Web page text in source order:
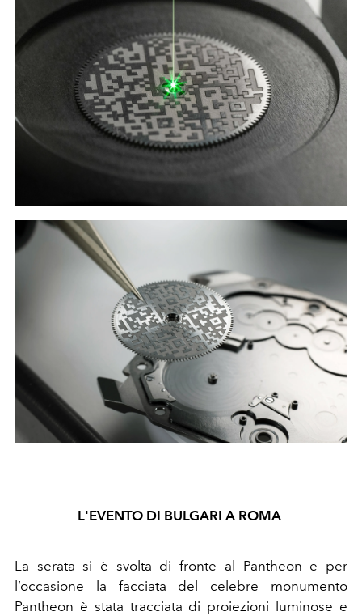
L'EVENTO DI BULGARI A ROMA
La serata si è svolta di fronte al Pantheon e per
l’occasione la facciata del celebre monumento
Pantheon è stata tracciata di proiezioni luminose e